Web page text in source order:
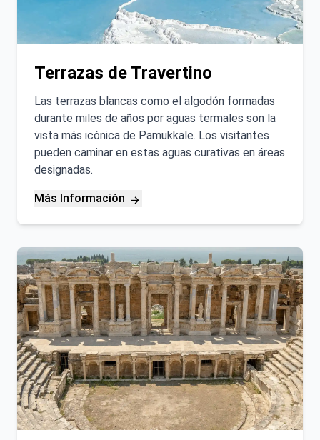
Terrazas de Travertino
Las terrazas blancas como el algodón formadas
durante miles de años por aguas termales son la
vista más icónica de Pamukkale. Los visitantes
pueden caminar en estas aguas curativas en áreas
designadas.
Más Información